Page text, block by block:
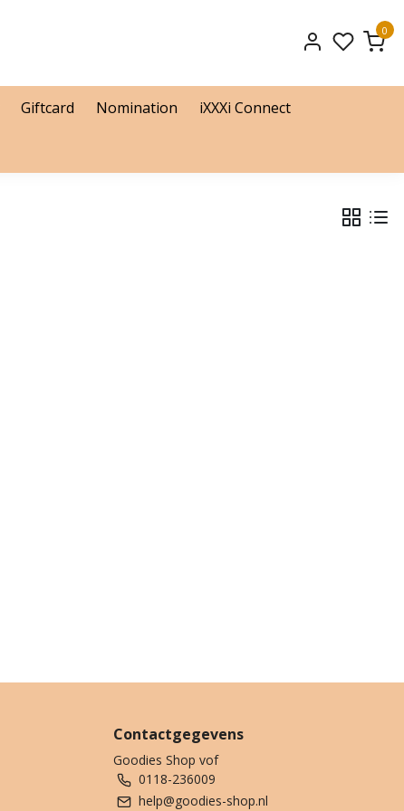
0
Giftcard Nomination iXXXi Connect
Contactgegevens
Goodies Shop vof
0118-236009
help@goodies-shop.nl